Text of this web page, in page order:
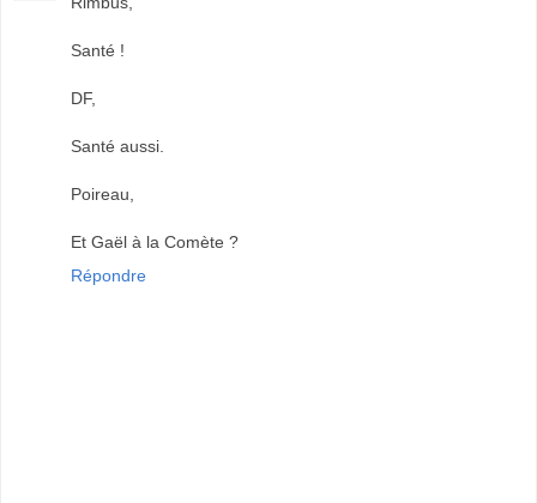
Santé !
DF,
Santé aussi.
Poireau,
Et Gaël à la Comète ?
Répondre